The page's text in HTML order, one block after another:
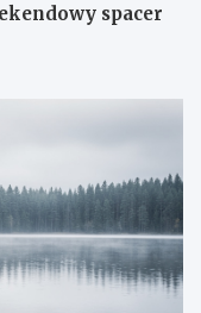
spacer